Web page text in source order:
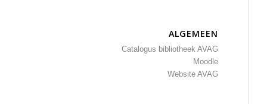
ALGEMEEN
Catalogus bibliotheek AVAG
Moodle
Website AVAG